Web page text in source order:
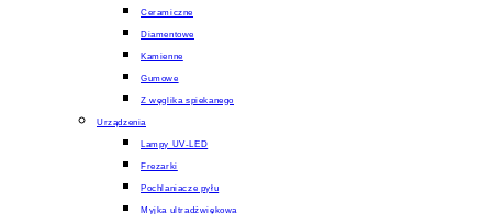
Ceramiczne
Diamentowe
Kamienne
Gumowe
Z węglika spiekanego
Urządzenia
Lampy UV-LED
Frezarki
Pochlaniacze pyłu
Myjka ultradźwiękowa